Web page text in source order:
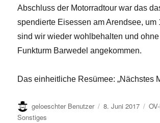
Abschluss der Motorradtour war das
spendierte Eisessen am Arendsee, um
sind wir wieder wohlbehalten und
Funkturm Barwedel angekommen.
Das einheitliche Resümee: „Nächstes
Autor
geloeschter Benutzer
Veröffentlicht
8. Juni 2017
Sonstiges